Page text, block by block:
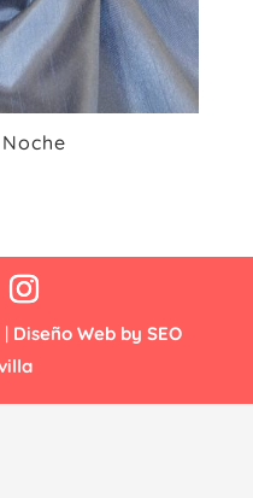
| Diseño Web by SEO